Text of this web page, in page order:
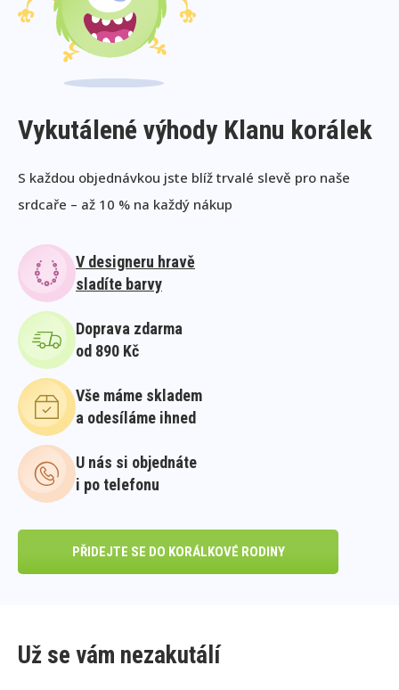
Vykutálené výhody Klanu korálek
S každou objednávkou jste blíž trvalé slevě pro naše
srdcaře – až 10 % na každý nákup
V designeru hravě
sladíte barvy
Doprava zdarma
od 890 Kč
Vše máme skladem
a odesíláme ihned
U nás si objednáte
i po telefonu
PŘIDEJTE SE DO KORÁLKOVÉ RODINY
Už se vám nezakutálí